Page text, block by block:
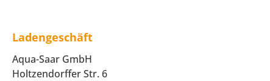
Ladengeschäft
Aqua-Saar GmbH
Holtzendorffer Str. 6